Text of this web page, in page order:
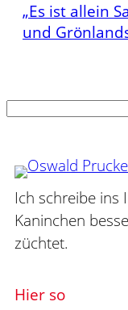
„Es ist allein
und
Ich schreibe ins
Kaninchen
züchtet.
Hier so